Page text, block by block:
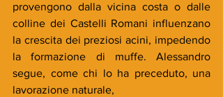
provengono dalla vicina costa o dalle
colline dei Castelli Romani influenzano
la crescita dei preziosi acini, impedendo
la formazione di muffe. Alessandro
segue, come chi lo ha preceduto, una
lavorazione naturale,